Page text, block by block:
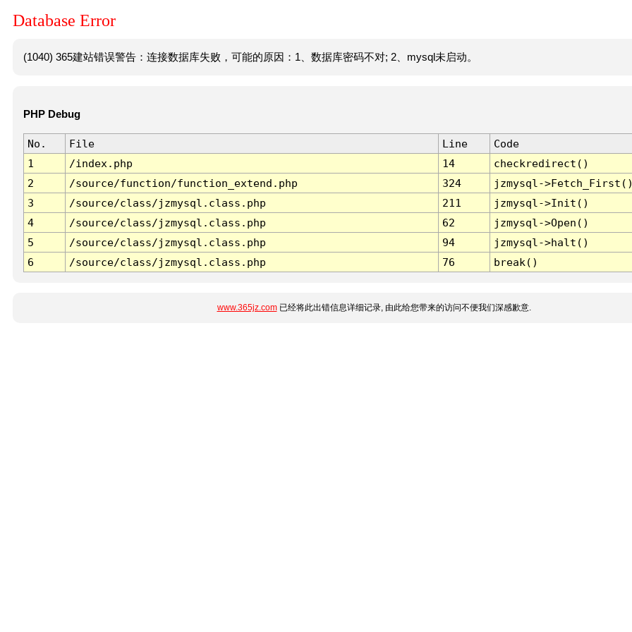
Database Error
(1040) 365建站错误警告：连接数据库失败，可能的原因：1、数据库密码不对; 2、mysql未启动。
PHP Debug
No. File Line
Code
1
/index.php 14
checkredirect()
2
/source/function/function_extend.php 324
jzmysql-
3
/source/class/jzmysql.class.php 211
jzmysql->Init()
4
/source/class/jzmysql.class.php 62
jzmysql->Open()
5
/source/class/jzmysql.class.php 94
jzmysql->halt()
6
/source/class/jzmysql.class.php 76 break()
www.365jz.com已经将此出错信息详细记录, 由此给您带来的访问不便我们深感歉意.